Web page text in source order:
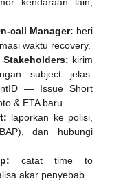
call Manager: beri
waktu recovery.
kirim
subject jelas:
— Issue Short
& ETA baru.
laporkan ke polisi,
dan hubungi
catat time to
akar penyebab.